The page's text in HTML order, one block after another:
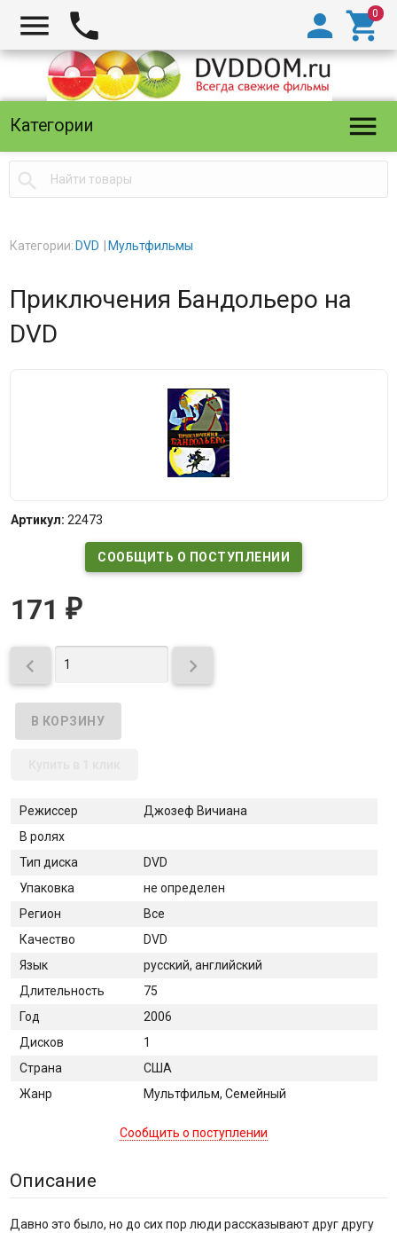
  

Категории 

Категории: DVD Мультфильмы
Приключения Бандольеро на
DVD
Артикул: 22473
СООБЩИТЬ О ПОСТУПЛЕНИИ
171 ₽
 
Режиссер
Джозеф Вичиана
В ролях
Тип диска
DVD
Упаковка
не определен
Регион
Все
Качество
DVD
Язык
русский, английский
Длительность
75
Год
2006
Дисков
1
Страна
США
Жанр
Мультфильм, Семейный
Сообщить о поступлении
Описание
Давно это было, но до сих пор люди рассказывают друг другу